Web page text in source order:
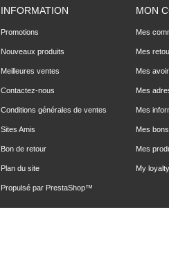
INFORMATION
Promotions
Nouveaux produits
Meilleures ventes
Contactez-nous
Conditions générales de ventes
Sites Amis
Bon de retour
Plan du site
Propulsé par PrestaShop™
MON
Mes
Mes
Mes
Mes
Mes
Mes
Mes
My